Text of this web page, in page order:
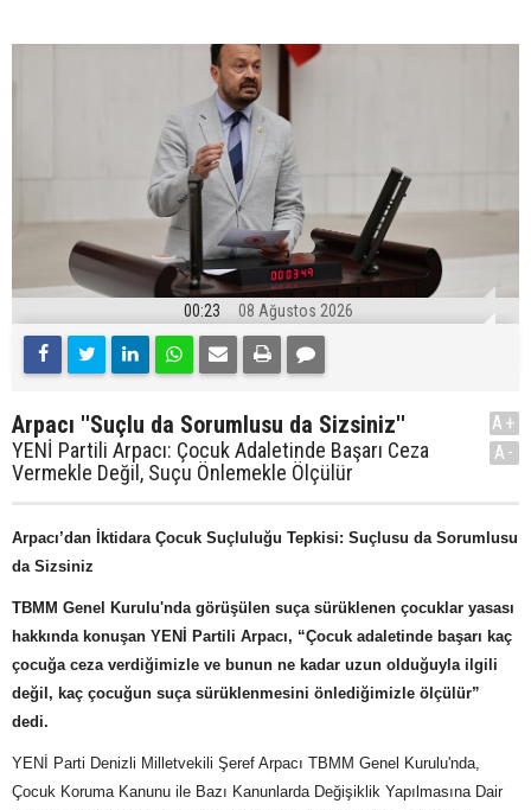
00:23 08 Ağustos 2026
Arpacı ''Suçlu da Sorumlusu da Sizsiniz''
YENİ Partili Arpacı: Çocuk Adaletinde Başarı Ceza
Vermekle Değil, Suçu Önlemekle Ölçülür
A+
A-
Arpacı’dan İktidara Çocuk Suçluluğu Tepkisi: Suçlusu da Sorumlusu
da Sizsiniz
TBMM Genel Kurulu'nda görüşülen suça sürüklenen çocuklar yasası
hakkında konuşan YENİ Partili Arpacı, “Çocuk adaletinde başarı kaç
çocuğa ceza verdiğimizle ve bunun ne kadar uzun olduğuyla ilgili
değil, kaç çocuğun suça sürüklenmesini önlediğimizle ölçülür”
dedi.
YENİ Parti Denizli Milletvekili Şeref Arpacı TBMM Genel Kurulu'nda,
Çocuk Koruma Kanunu ile Bazı Kanunlarda Değişiklik Yapılmasına Dair